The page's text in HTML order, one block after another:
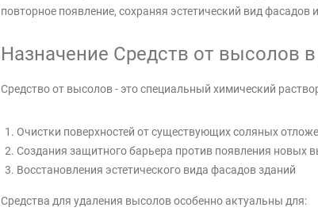
повторное появление, сохраняя эстетический вид фасадов
Назначение Средств от высолов
Средство от высолов - это специальный химический
Очистки поверхностей от существующих соляных
Создания защитного барьера против появления новых
Восстановления эстетического вида фасадов зданий
Средства для удаления высолов особенно актуальны для: